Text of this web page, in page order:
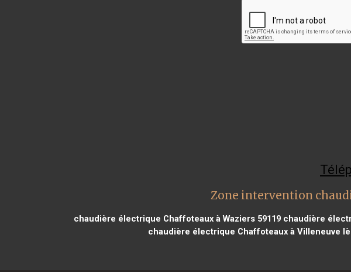
Zone intervention
chaudière électrique Chaffoteaux à Waziers 59119 chaudière
chaudière électrique Chaffoteaux à Villeneuve